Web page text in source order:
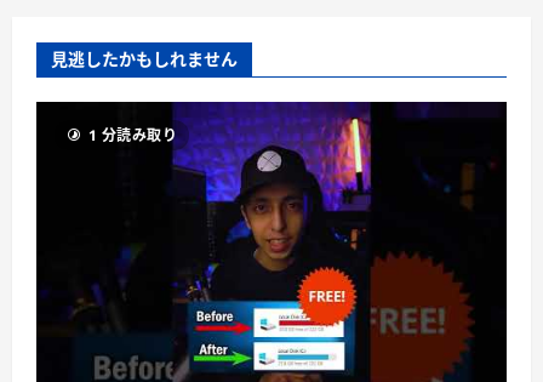
見逃したかもしれません
1 分読み取り